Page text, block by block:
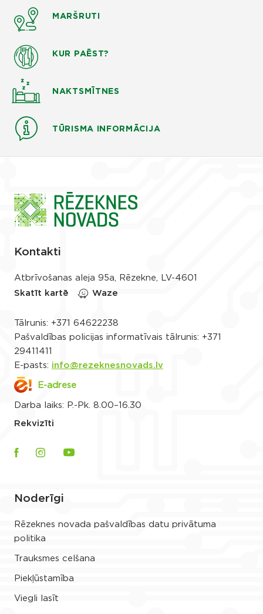
MARŠRUTI
KUR PAĒST?
NAKTSMĪTNES
TŪRISMA INFORMĀCIJA
Kontakti
Atbrīvošanas aleja 95a, Rēzekne, LV-4601
Skatīt kartē
Waze
Tālrunis: +371 64622238
Pašvaldības policijas informatīvais tālrunis: +371
29411411
E-pasts: info@rezeknesnovads.lv
E-adrese
Darba laiks: P.-Pk. 8.00–16.30
Rekvizīti
Noderīgi
Rēzeknes novada pašvaldības datu privātuma
politika
Trauksmes celšana
Piekļūstamība
Viegli lasīt